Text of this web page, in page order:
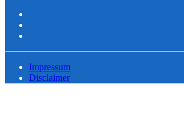
Impressum
Disclaimer